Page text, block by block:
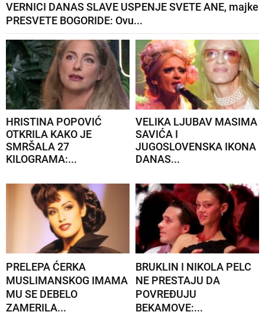
VERNICI DANAS SLAVE USPENJE SVETE ANE, majke
PRESVETE BOGORIDE: Ovu...
HRISTINA POPOVIĆ
OTKRILA KAKO JE
SMRŠALA 27
KILOGRAMA:...
VELIKA LJUBAV MASIMA
SAVIĆA I
JUGOSLOVENSKA IKONA
DANAS...
PRELEPA ĆERKA
MUSLIMANSKOG IMAMA
MU SE DEBELO
ZAMERILA...
BRUKLIN I NIKOLA PELC
NE PRESTAJU DA
POVREĐUJU
BEKAMOVE:...